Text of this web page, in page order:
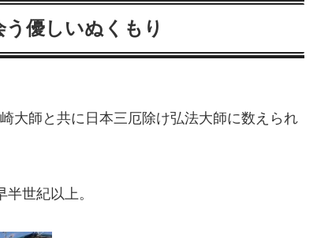
優しいぬくもり
大師と共に日本三厄除け弘法大師に数えられ
世紀以上。